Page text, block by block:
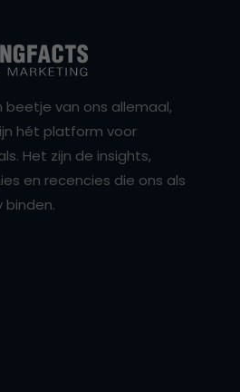
van ons allemaal,
hét platform voor
Het zijn de insights,
en recencies die ons als